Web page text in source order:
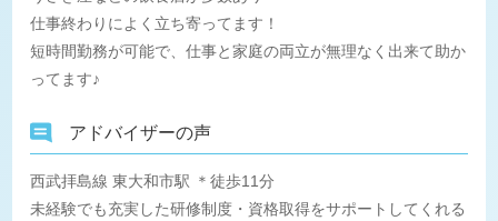
仕事終わりによく立ち寄ってます！
短時間勤務が可能で、仕事と家庭の両立が無理なく出来て助か
ってます♪
アドバイザーの声
西武拝島線 東大和市駅 ＊徒歩11分
未経験でも充実した研修制度・資格取得をサポートしてくれる